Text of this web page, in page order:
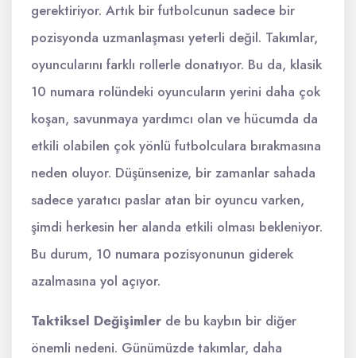
gerektiriyor. Artık bir futbolcunun sadece bir
pozisyonda uzmanlaşması yeterli değil. Takımlar,
oyuncularını farklı rollerle donatıyor. Bu da, klasik
10 numara rolündeki oyuncuların yerini daha çok
koşan, savunmaya yardımcı olan ve hücumda da
etkili olabilen çok yönlü futbolculara bırakmasına
neden oluyor. Düşünsenize, bir zamanlar sahada
sadece yaratıcı paslar atan bir oyuncu varken,
şimdi herkesin her alanda etkili olması bekleniyor.
Bu durum, 10 numara pozisyonunun giderek
azalmasına yol açıyor.
Taktiksel Değişimler de bu kaybın bir diğer
önemli nedeni. Günümüzde takımlar, daha